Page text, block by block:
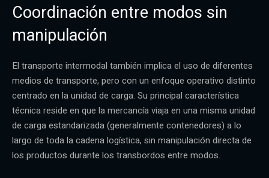
Coordinación entre modos sin
manipulación
El transporte intermodal también implica el uso de diferentes
medios de transporte, pero con un enfoque operativo distinto
centrado en la unidad de carga. Su principal característica
técnica reside en que la mercancía viaja en una misma unidad
de carga estandarizada (generalmente contenedores) a lo
largo de toda la cadena logística, sin manipulación directa de
los productos durante los transbordos entre modos.